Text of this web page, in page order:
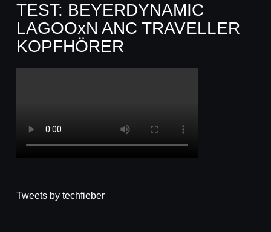
TEST: BEYERDYNAMIC
LAGOOxN ANC TRAVELLER
KOPFHÖRER
Tweets by techfieber